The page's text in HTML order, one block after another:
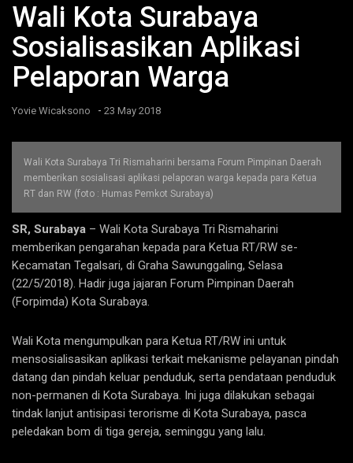
Wali Kota Surabaya
Sosialisasikan Aplikasi
Pelaporan Warga
Yovie Wicaksono - 23 May 2018
Wali Kota Surabaya Tri Rismaharini bersama Forum Pimpinan Daerah
memberikan sosialisasi aplikasi pelaporan warga kepada para Ketua
RT dan RW (foto : Humas Pemkot Surabaya)
SR, Surabaya – Wali Kota Surabaya Tri Rismaharini
memberikan pengarahan kepada para Ketua RT/RW se-
Kecamatan Tegalsari, di Graha Sawunggaling, Selasa
(22/5/2018). Hadir juga jajaran Forum Pimpinan Daerah
(Forpimda) Kota Surabaya.
Wali Kota mengumpulkan para Ketua RT/RW ini untuk
mensosialisasikan aplikasi terkait mekanisme pelayanan pindah
datang dan pindah keluar penduduk, serta pendataan penduduk
non-permanen di Kota Surabaya. Ini juga dilakukan sebagai
tindak lanjut antisipasi terorisme di Kota Surabaya, pasca
peledakan bom di tiga gereja, seminggu yang lalu.